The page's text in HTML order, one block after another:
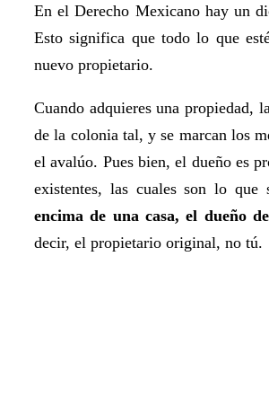
En el Derecho Mexicano hay un
Esto significa que todo lo que
nuevo propietario.
Cuando adquieres una propiedad,
de la colonia tal, y se marcan los
el avalúo. Pues bien, el dueño es
existentes, las cuales son lo
encima de una casa, el dueño
decir, el propietario original, no tú.